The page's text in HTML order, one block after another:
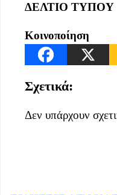
ΔΕΛΤΙΟ ΤΥΠΟΥ
Κοινοποίηση
Σχετικά:
Δεν υπάρχουν